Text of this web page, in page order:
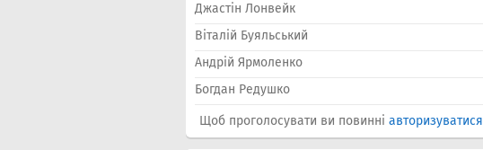
Джастін Лонвейк
Віталій Буяльський
Андрій Ярмоленко
Богдан Редушко
Щоб проголосувати ви повинні авторизуватися